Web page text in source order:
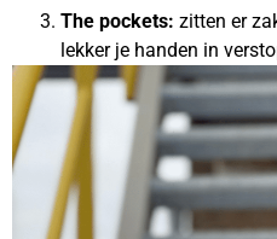
The pockets: zitten er
lekker je handen in